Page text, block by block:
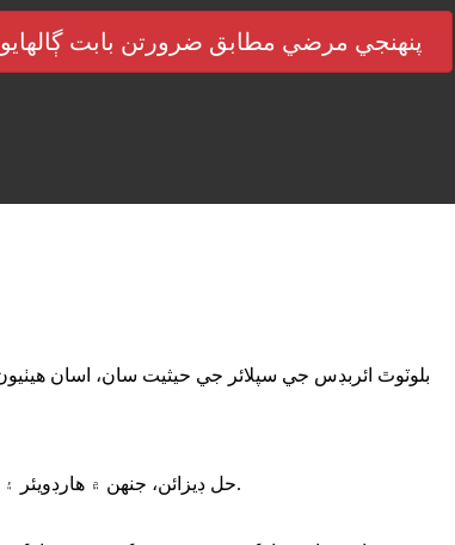
پنهنجي مرضي مطابق ضرورتن بابت ڳالهايو
1. مڪمل ANC حل ڊيزائن، جنهن ۾ هارڊويئر ۽ سافٽ ويئر ڊيزائن، ۽ سسٽم آپٽمائيزيشن شامل آهن.